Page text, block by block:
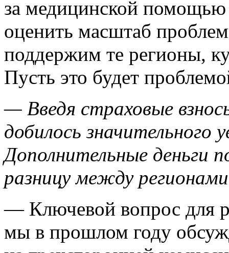
за медицинской помощью
оценить масштаб
поддержим те регионы,
Пусть это будет
— Введя страховые
добилось значительного
Дополнительные деньги
разницу между
— Ключевой вопрос для
мы в прошлом году